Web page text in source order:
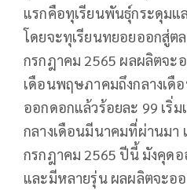
แรกคือทุเรียนพันธุ์กระดุม
โดยจะทุเรียนทยอยออกสู่ต
กรกฎาคม 2565 ผลผลิตจะ
เดือนพฤษภาคมถึงกลางเดื
ออกดอกแล้วร้อยละ 99 เริ่ม
กลางเดือนมีนาคมที่ผ่านมา
กรกฎาคม 2565 ปีนี้ มังคุด
และมีหลายรุ่น ผลผลิตจะอ